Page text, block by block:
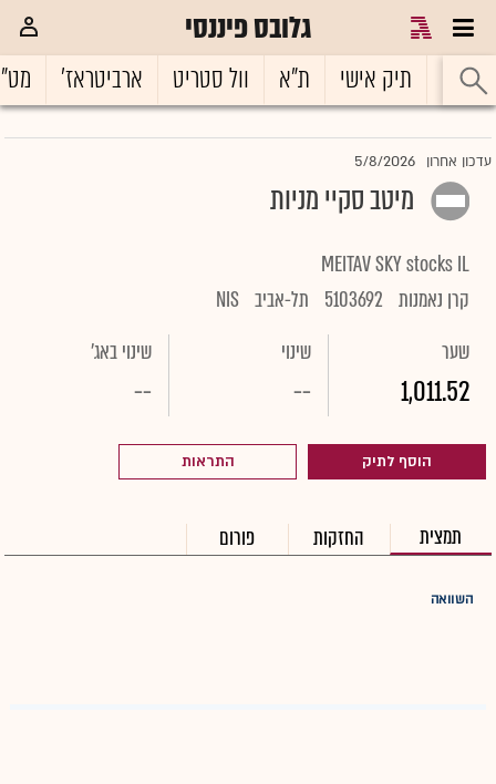
גלובס פיננסי
ראשי תיק אישי ת"א וול סטריט ארביטראז'
עדכון אחרון 5/8/2026
מיטב סקיי מניות
MEITAV SKY stocks IL
קרן נאמנות 5103692 תל-אביב NIS
שער
1,011.52
שינוי
--
שינוי באג'
--
הוסף לתיק התראות
תמצית החזקות פורום
השוואה